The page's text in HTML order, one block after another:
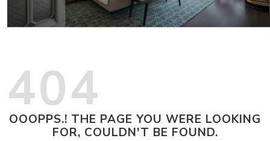
404
OOOPPS.! THE PAGE YOU WERE LOOKING
FOR, COULDN'T BE FOUND.